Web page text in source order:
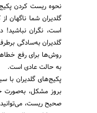
گلدیران شما ناگهان
است، نگران نباشید!
گلدیران به‌سادگی
روش‌ها برای رفع
به حالت عادی است.
پکیج‌های گلدیران با
بروز مشکل، به‌صورت
صحیح ریست، می‌توانید